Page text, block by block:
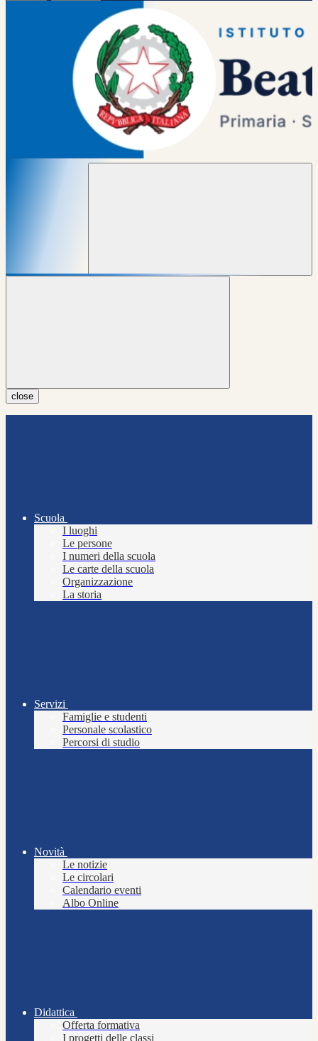
close
Scuola
I luoghi
Le persone
I numeri della scuola
Le carte della scuola
Organizzazione
La storia
Servizi
Famiglie e studenti
Personale scolastico
Percorsi di studio
Novità
Le notizie
Le circolari
Calendario eventi
Albo Online
Didattica
Offerta formativa
I progetti delle classi